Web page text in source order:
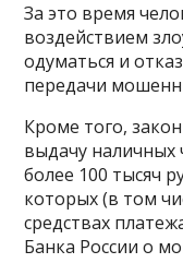
За это время
воздействием
одуматься и
передачи
Кроме того,
выдачу наличных
более 100 тысяч
которых (в том
средствах
Банка России о